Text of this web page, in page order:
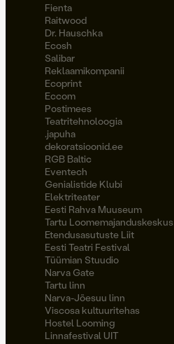
Fienta
Raitwood
Dr. Hauschka
Ecosh
Salibar
Reklaamikompanii
Ecoprint
Eccom
Postimees
Teatritehnoloogia
.japuha
dekoratsioonid.ee
RGB Baltic
Eventech
Genialistide Klubi
Elektriteater
Eesti Rahva Muuseum
Tartu Loomemajanduskeskus
Etendusasutuste Liit
Eesti Teatri Festival
Tüümian Stuudio
Narva Gate
Tartu linn
Narva-Jõesuu linn
Viscosa kultuuritehas
Hostel Looming
Linnafestival UIT